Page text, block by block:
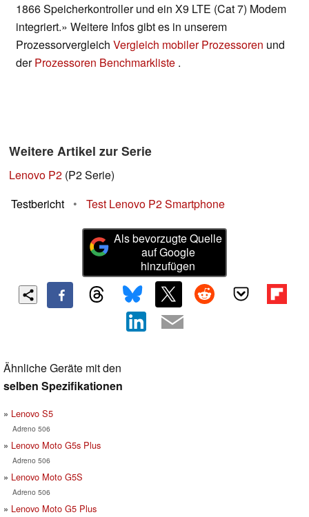
1866 Speicherkontroller und ein X9 LTE (Cat 7) Modem
integriert.» Weitere Infos gibt es in unserem
Prozessorvergleich Vergleich mobiler Prozessoren und
derProzessoren Benchmarkliste .
Weitere Artikel zur Serie
Lenovo P2 (P2 Serie)
Testbericht
• Test Lenovo P2 Smartphone
Als bevorzugte Quelle
auf Google
hinzufügen
Ähnliche Geräte mit den
selben Spezifikationen
Lenovo S5
Adreno 506
Lenovo Moto G5s Plus
Adreno 506
Lenovo Moto G5S
Adreno 506
Lenovo Moto G5 Plus